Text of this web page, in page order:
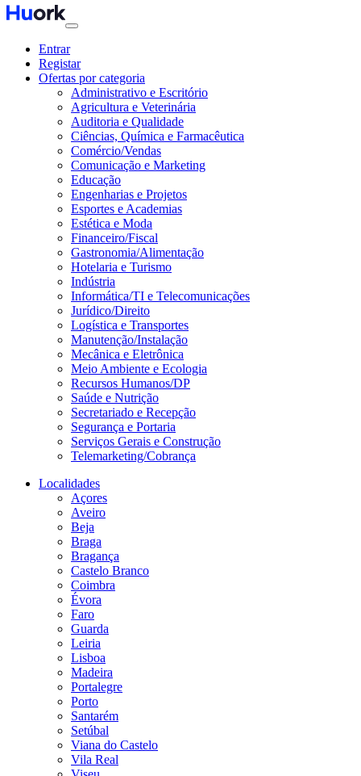
Entrar
Registar
Ofertas por categoria
Administrativo e Escritório
Agricultura e Veterinária
Auditoria e Qualidade
Ciências, Química e Farmacêutica
Comércio/Vendas
Comunicação e Marketing
Educação
Engenharias e Projetos
Esportes e Academias
Estética e Moda
Financeiro/Fiscal
Gastronomia/Alimentação
Hotelaria e Turismo
Indústria
Informática/TI e Telecomunicações
Jurídico/Direito
Logística e Transportes
Manutenção/Instalação
Mecânica e Eletrônica
Meio Ambiente e Ecologia
Recursos Humanos/DP
Saúde e Nutrição
Secretariado e Recepção
Segurança e Portaria
Serviços Gerais e Construção
Telemarketing/Cobrança
Localidades
Açores
Aveiro
Beja
Braga
Bragança
Castelo Branco
Coimbra
Évora
Faro
Guarda
Leiria
Lisboa
Madeira
Portalegre
Porto
Santarém
Setúbal
Viana do Castelo
Vila Real